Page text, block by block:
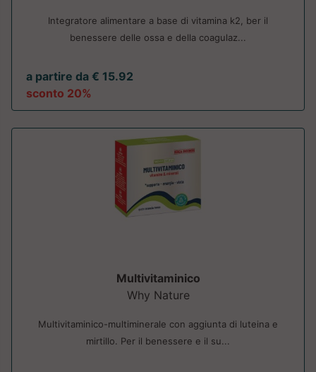
Integratore alimentare a base di vitamina k2, ber il
benessere delle ossa e della coagulaz...
a partire da € 15.92
sconto 20%
Multivitaminico
Why Nature
Multivitaminico-multiminerale con aggiunta di luteina e
mirtillo. Per il benessere e il su...